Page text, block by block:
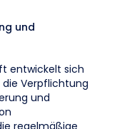
und
entwickelt sich
Verpflichtung
und
regelmäßige